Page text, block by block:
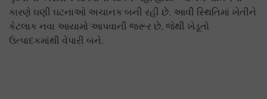
કારણે ઘણી ઘટનાઓ અચાનક બની રહી છે. આવી સ્થિતિમાં ખેતીને
કેટલાક નવા આયામો આપવાની જરૂર છે, જેથી ખેડૂતો
ઉત્પાદકમાંથી વેપારી બને.